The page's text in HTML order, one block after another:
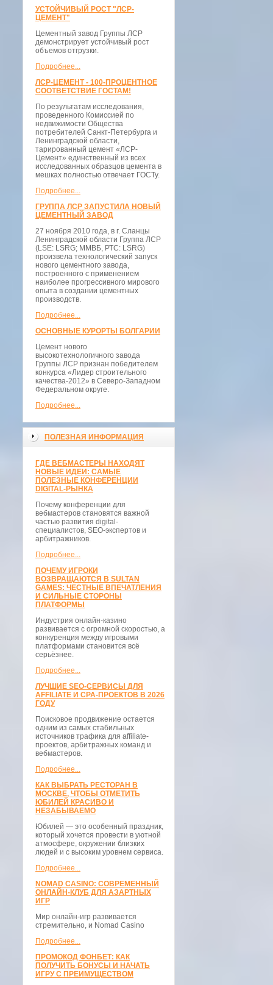
УСТОЙЧИВЫЙ РОСТ "ЛСР-
ЦЕМЕНТ"
Цементный завод Группы ЛСР
демонстрирует устойчивый рост
объемов отгрузки.
Подробнее...
ЛСР-ЦЕМЕНТ - 100-ПРОЦЕНТНОЕ
СООТВЕТСТВИЕ ГОСТАМ!
По результатам исследования,
проведенного Комиссией по
недвижимости Общества
потребителей Санкт-Петербурга и
Ленинградской области,
тарированный цемент «ЛСР-
Цемент» единственный из всех
исследованных образцов цемента в
мешках полностью отвечает ГОСТу.
Подробнее...
ГРУППА ЛСР ЗАПУСТИЛА НОВЫЙ
ЦЕМЕНТНЫЙ ЗАВОД
27 ноября 2010 года, в г. Сланцы
Ленинградской области Группа ЛСР
(LSE: LSRG; ММВБ, РТС: LSRG)
произвела технологический запуск
нового цементного завода,
построенного с применением
наиболее прогрессивного мирового
опыта в создании цементных
производств.
Подробнее...
ОСНОВНЫЕ КУРОРТЫ БОЛГАРИИ
Цемент нового
высокотехнологичного завода
Группы ЛСР признан победителем
конкурса «Лидер строительного
качества-2012» в Северо-Западном
Федеральном округе.
Подробнее...
ПОЛЕЗНАЯ ИНФОРМАЦИЯ
ГДЕ ВЕБМАСТЕРЫ НАХОДЯТ
НОВЫЕ ИДЕИ: САМЫЕ
ПОЛЕЗНЫЕ КОНФЕРЕНЦИИ
DIGITAL-РЫНКА
Почему конференции для
вебмастеров становятся важной
частью развития digital-
специалистов, SEO-экспертов и
арбитражников.
Подробнее...
ПОЧЕМУ ИГРОКИ
ВОЗВРАЩАЮТСЯ В SULTAN
GAMES: ЧЕСТНЫЕ ВПЕЧАТЛЕНИЯ
И СИЛЬНЫЕ СТОРОНЫ
ПЛАТФОРМЫ
Индустрия онлайн-казино
развивается с огромной скоростью, а
конкуренция между игровыми
платформами становится всё
серьёзнее.
Подробнее...
ЛУЧШИЕ SEO-СЕРВИСЫ ДЛЯ
AFFILIATE И CPA-ПРОЕКТОВ В 2026
ГОДУ
Поисковое продвижение остается
одним из самых стабильных
источников трафика для affiliate-
проектов, арбитражных команд и
вебмастеров.
Подробнее...
КАК ВЫБРАТЬ РЕСТОРАН В
МОСКВЕ, ЧТОБЫ ОТМЕТИТЬ
ЮБИЛЕЙ КРАСИВО И
НЕЗАБЫВАЕМО
Юбилей — это особенный праздник,
который хочется провести в уютной
атмосфере, окружении близких
людей и с высоким уровнем сервиса.
Подробнее...
NOMAD CASINO: СОВРЕМЕННЫЙ
ОНЛАЙН-КЛУБ ДЛЯ АЗАРТНЫХ
ИГР
Мир онлайн-игр развивается
стремительно, и Nomad Casino
Подробнее...
ПРОМОКОД ФОНБЕТ: КАК
ПОЛУЧИТЬ БОНУСЫ И НАЧАТЬ
ИГРУ С ПРЕИМУЩЕСТВОМ